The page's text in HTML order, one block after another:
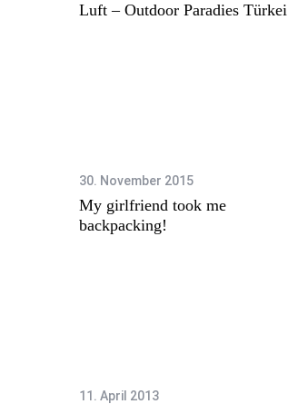
Luft – Outdoor Paradies Türkei
30. November 2015
My girlfriend took me
backpacking!
11. April 2013